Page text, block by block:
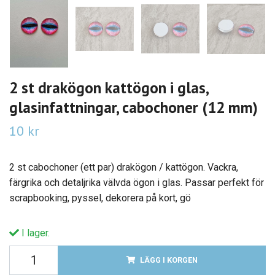
2 st drakögon kattögon i glas,
glasinfattningar, cabochoner (12 mm)
10 kr
2 st cabochoner (ett par) drakögon / kattögon. Vackra,
färgrika och detaljrika välvda ögon i glas. Passar perfekt för
scrapbooking, pyssel, dekorera på kort, gö
I lager.
LÄGG I KORGEN